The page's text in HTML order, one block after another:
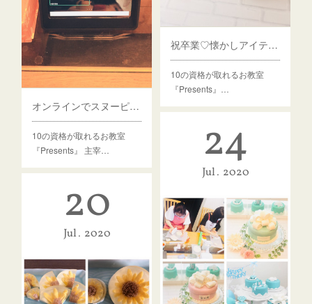
祝卒業♡懐かしアイテムのメレンゲ細工で❣️
10の資格が取れるお教室
『Presents』…
オンラインでスヌーピーレッスン開催しました！
10の資格が取れるお教室
『Presents』 主宰…
24
Jul 2020
20
Jul 2020